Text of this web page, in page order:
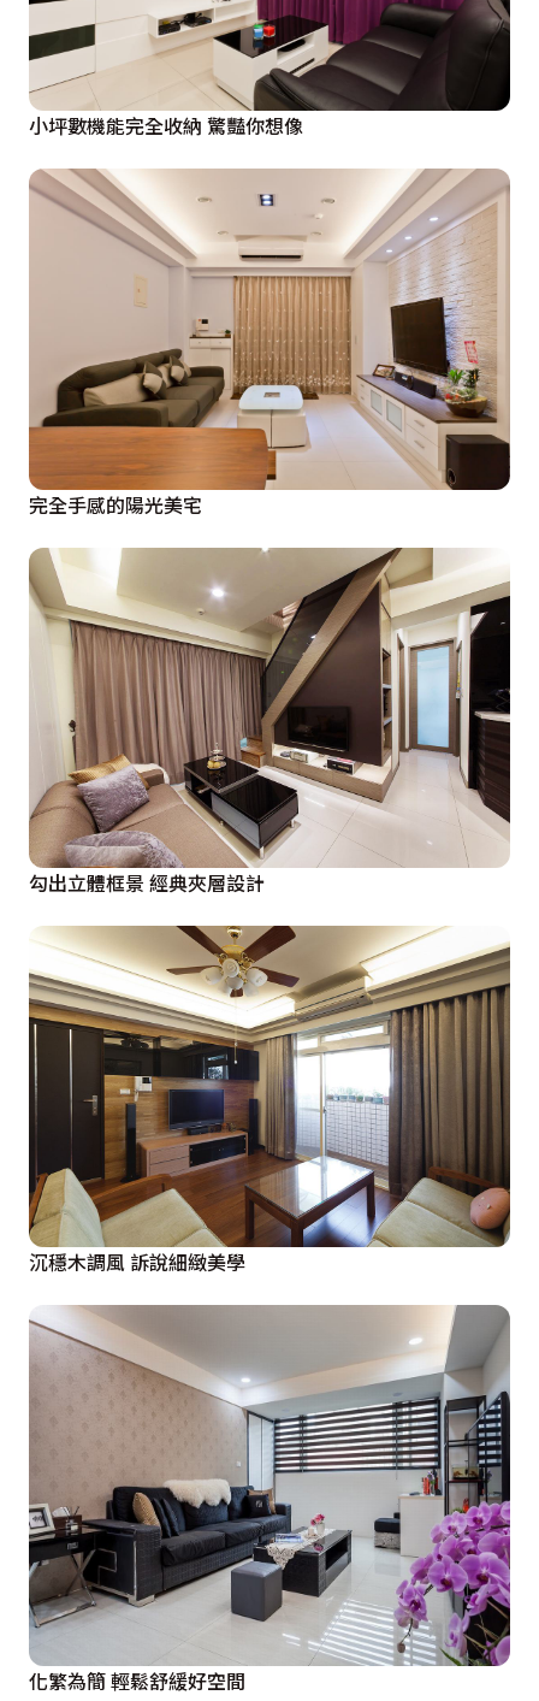
小坪數機能完全收納 驚豔你想像
完全手感的陽光美宅
勾出立體框景 經典夾層設計
沉穩木調風 訴說細緻美學
化繁為簡 輕鬆舒緩好空間